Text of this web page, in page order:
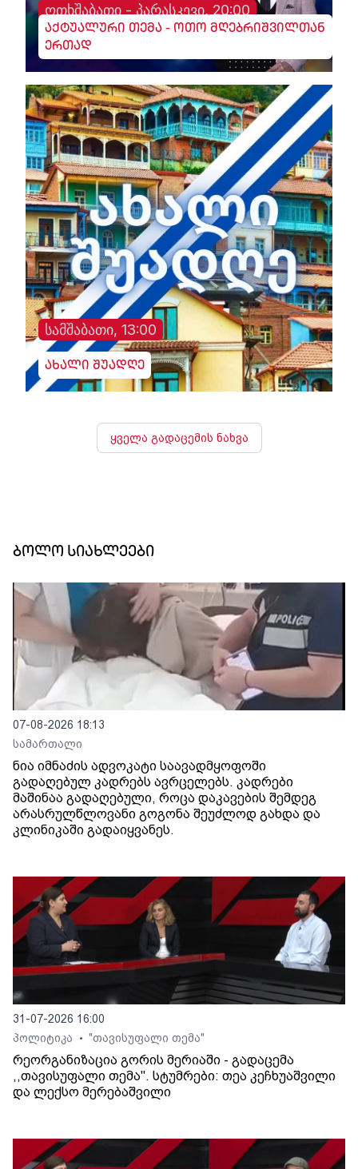
ოთხშაბათი - პარასკევი, 20:00
აქტუალური თემა - ოთო მღებრიშვილთან
ერთად
სამშაბათი, 13:00
ახალი შუადღე
ყველა გადაცემის ნახვა
ბოლო სიახლეები
07-08-2026 18:13
სამართალი
ნია იმნაძის ადვოკატი საავადმყოფოში
გადაღებულ კადრებს ავრცელებს. კადრები
მაშინაა გადაღებული, როცა დაკავების შემდეგ
არასრულწლოვანი გოგონა შეუძლოდ გახდა და
კლინიკაში გადაიყვანეს.
31-07-2026 16:00
პოლიტიკა
• "თავისუფალი თემა"
რეორგანიზაცია გორის მერიაში - გადაცემა
,,თავისუფალი თემა". სტუმრები: თეა კეჩხუაშვილი
და ლექსო მერებაშვილი